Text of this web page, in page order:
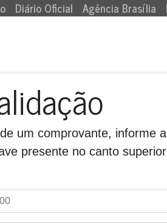
Diário Oficial Agência Brasília
um comprovante, informe
presente no canto